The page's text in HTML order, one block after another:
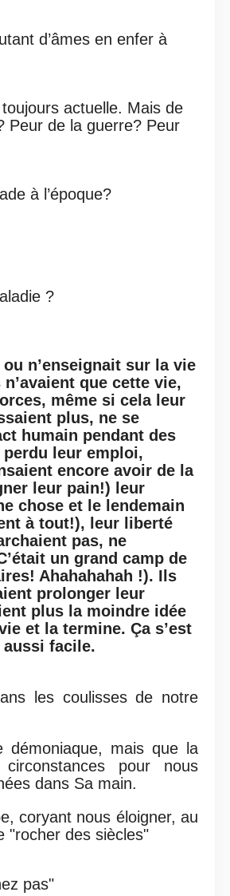
d’âmes en enfer à
actuelle. Mais de
Peur de la guerre? Peur
à l’époque?
?
n’enseignait sur la vie
que cette vie,
même si cela leur
plus, ne se
humain pendant des
leur emploi,
encore avoir de la
leur pain!) leur
chose et le lendemain
à tout!), leur liberté
pas, ne
un grand camp de
Ahahahahah !). Ils
prolonger leur
plus la moindre idée
et la termine. Ça s’est
aussi facile.
les coulisses de notre
mais que la
pour nous
dans Sa main.
coryant nous éloigner, au
"rocher des siècles"
pas"